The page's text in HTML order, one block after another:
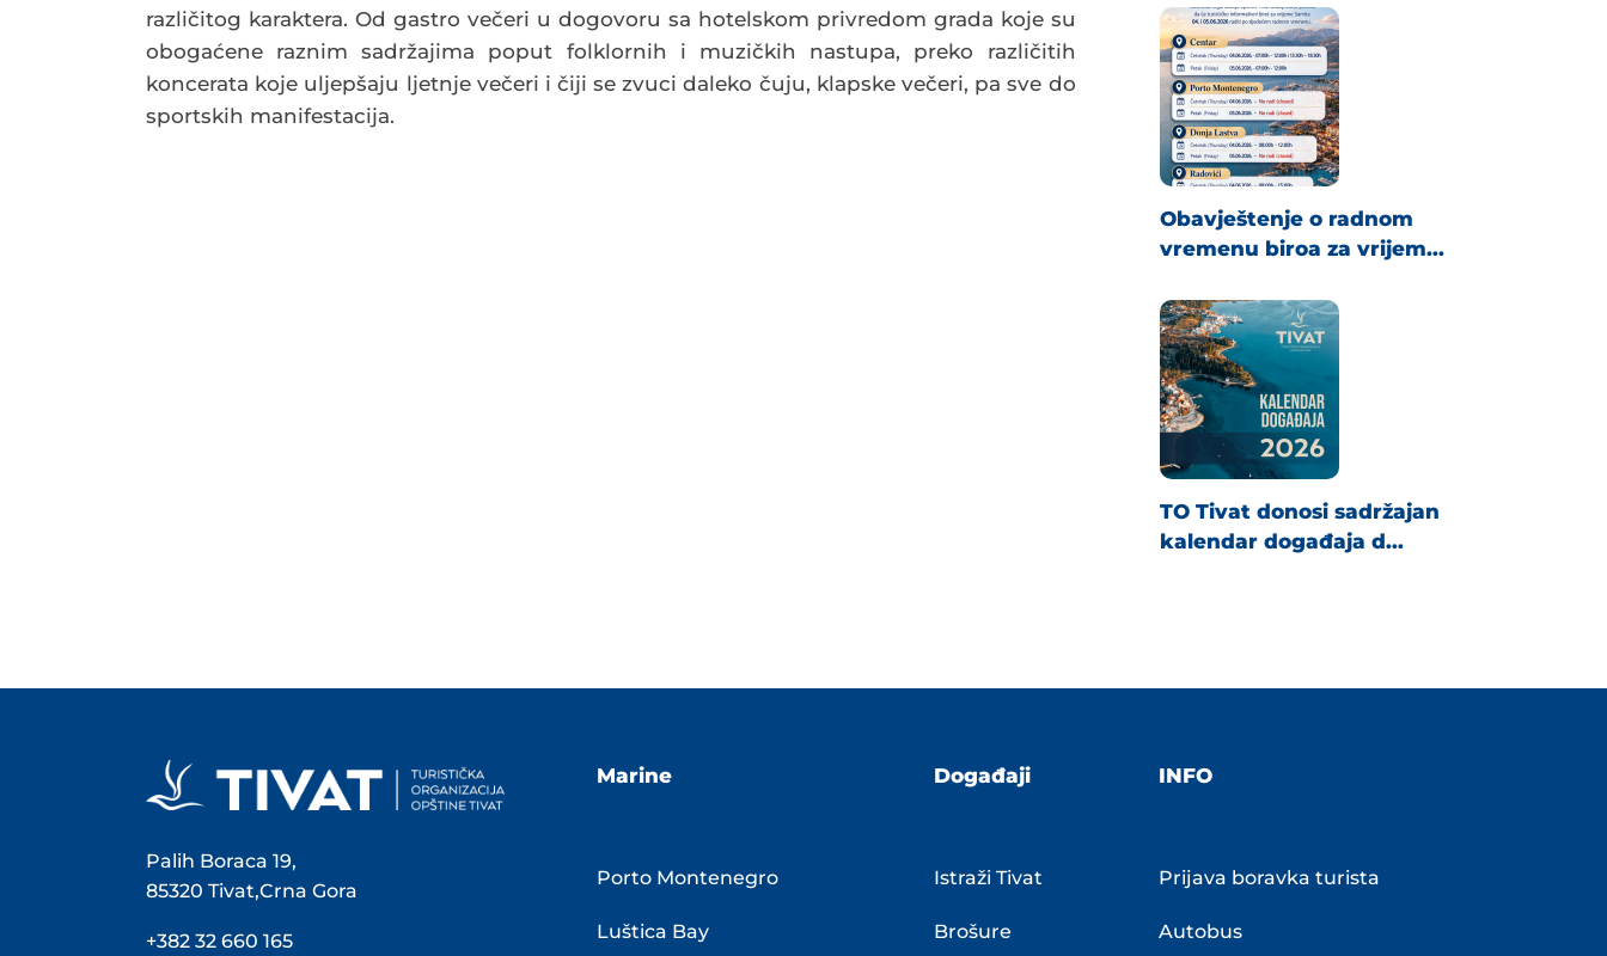
različitog karaktera. Od gastro večeri u dogovoru sa hotelskom privredom grada koje su
obogaćene raznim sadržajima poput folklornih i muzičkih nastupa, preko različitih
koncerata koje uljepšaju ljetnje večeri i čiji se zvuci daleko čuju, klapske večeri, pa sve do
sportskih manifestacija.
Obavještenje o radnom
vremenu biroa za vrijem...
TO Tivat donosi sadržajan
kalendar događaja d...
Palih Boraca 19,
85320 Tivat,Crna Gora
+382 32 660 165
Marine
Porto Montenegro
Luštica Bay
Događaji
Istraži Tivat
Brošure
INFO
Prijava boravka turista
Autobus